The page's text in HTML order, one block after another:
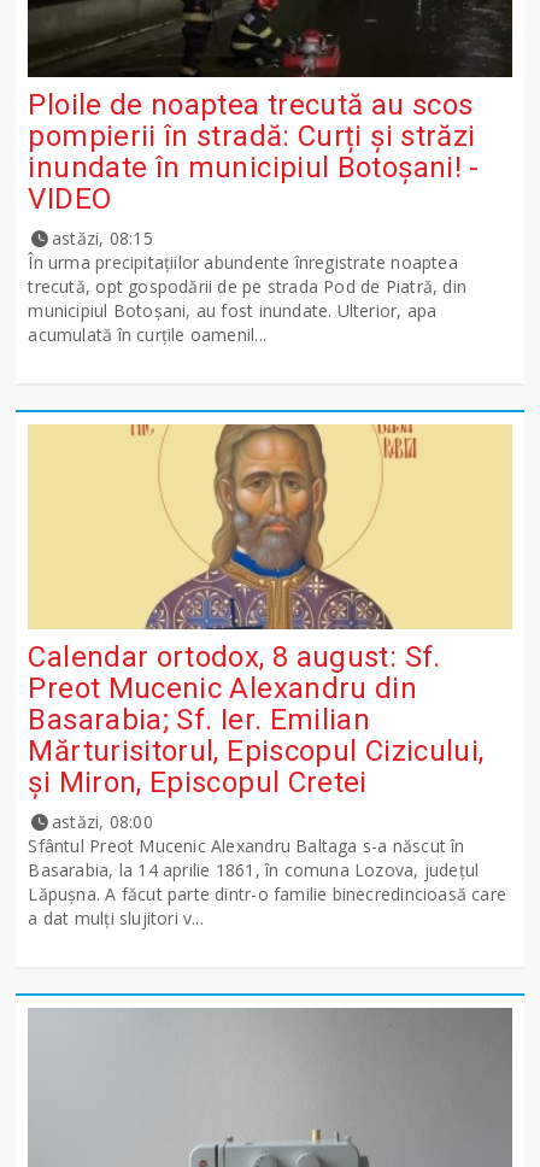
Ploile de noaptea trecută au scos
pompierii în stradă: Curți și străzi
inundate în municipiul Botoșani! -
VIDEO
astăzi, 08:15
În urma precipitațiilor abundente înregistrate noaptea
trecută, opt gospodării de pe strada Pod de Piatră, din
municipiul Botoșani, au fost inundate. Ulterior, apa
acumulată în curțile oamenil...
Calendar ortodox, 8 august: Sf.
Preot Mucenic Alexandru din
Basarabia; Sf. Ier. Emilian
Mărturisitorul, Episcopul Cizicului,
şi Miron, Episcopul Cretei
astăzi, 08:00
Sfântul Preot Mucenic Alexandru Baltaga s-a născut în
Basarabia, la 14 aprilie 1861, în comuna Lozova, județul
Lăpușna. A făcut parte dintr-o familie binecredincioasă care
a dat mulți slujitori v...